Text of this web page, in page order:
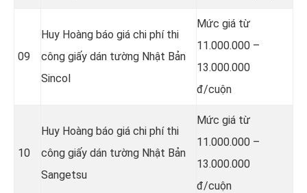
09
Huy Hoàng báo giá chi phí thi
công giấy dán tường Nhật Bản
Sincol
Mức giá từ
11.000.000 –
13.000.000
đ/cuộn
10
Huy Hoàng báo giá chi phí thi
công giấy dán tường Nhật Bản
Sangetsu
Mức giá từ
11.000.000 –
13.000.000
đ/cuộn